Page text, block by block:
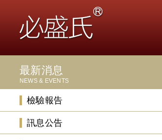
最新消息
NEWS & EVENTS
檢驗報告
訊息公告